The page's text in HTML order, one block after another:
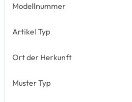
Modellnummer
Artikel Typ
Ort der Herkunft
Muster Typ